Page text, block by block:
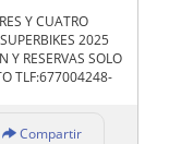
Y CUATRO
2025
Y RESERVAS SOLO
TLF:677004248-
Compartir